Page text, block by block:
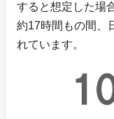
すると想定した場
約17時間もの間、
れています。